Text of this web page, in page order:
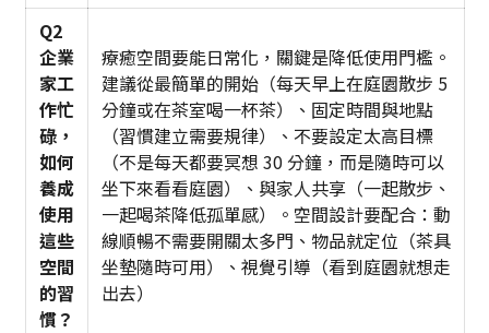
Q2
企業
家工
作忙
碌，
如何
養成
使用
這些
空間
的習
慣？
療癒空間要能日常化，關鍵是降低使用門檻。
建議從最簡單的開始（每天早上在庭園散步 5
分鐘或在茶室喝一杯茶）、固定時間與地點
（習慣建立需要規律）、不要設定太高目標
（不是每天都要冥想 30 分鐘，而是隨時可以
坐下來看看庭園）、與家人共享（一起散步、
一起喝茶降低孤單感）。空間設計要配合：動
線順暢不需要開關太多門、物品就定位（茶具
坐墊隨時可用）、視覺引導（看到庭園就想走
出去）